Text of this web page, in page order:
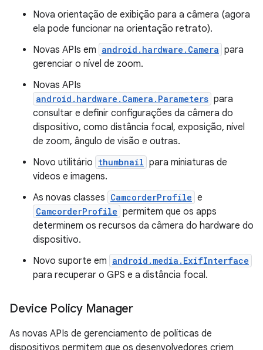
Nova orientação de exibição para a câmera (agora
ela pode funcionar na orientação retrato).
Novas APIs em android.hardware.Camera para
gerenciar o nível de zoom.
Novas APIs
android.hardware.Camera.Parameters para
consultar e definir configurações da câmera do
dispositivo, como distância focal, exposição, nível
de zoom, ângulo de visão e outras.
Novo utilitário thumbnail para miniaturas de
vídeos e imagens.
As novas classes CamcorderProfile e
CamcorderProfile permitem que os apps
determinem os recursos da câmera do hardware do
dispositivo.
Novo suporte em android.media.ExifInterface
para recuperar o GPS e a distância focal.
Device Policy Manager
As novas APIs de gerenciamento de políticas de
dispositivos permitem que os desenvolvedores criem